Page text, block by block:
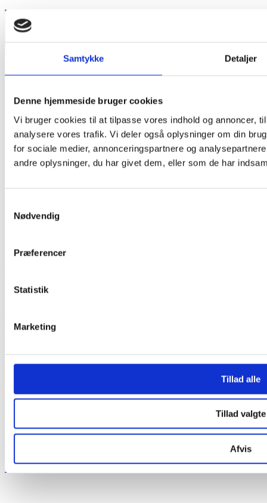
Samtykke Detaljer
Denne hjemmeside bruger cookies
Vi bruger cookies til at tilpasse vores indhold og annoncer,
analysere vores trafik. Vi deler også oplysninger om din
for sociale medier, annonceringspartnere og
andre oplysninger, du har givet dem, eller som de har
Nødvendig
Præferencer
Statistik
Marketing
Tillad alle
Tillad valgte
Afvis
Historisk set har forholdet mellem kirken og LGBT+ miljøet
været præget af...
Synlighed blev svaret, da Hamborg gik
til Pride
En uge efter angrebet ved Pride i Berlin var der markant flere
betjente på...
hymne
SE VORT FASTE TEAM HER
Medieinfo banner
Mediakit in English
Out & About blad arkiv